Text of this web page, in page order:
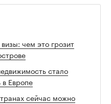
чем это грозит
стало
Европе
сейчас можно